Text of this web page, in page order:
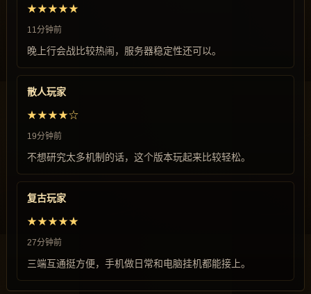
★★★★★
11分钟前
晚上行会战比较热闹，服务器稳定性还可以。
散人玩家
★★★★☆
19分钟前
不想研究太多机制的话，这个版本玩起来比较轻松。
复古玩家
★★★★★
27分钟前
三端互通挺方便，手机做日常和电脑挂机都能接上。